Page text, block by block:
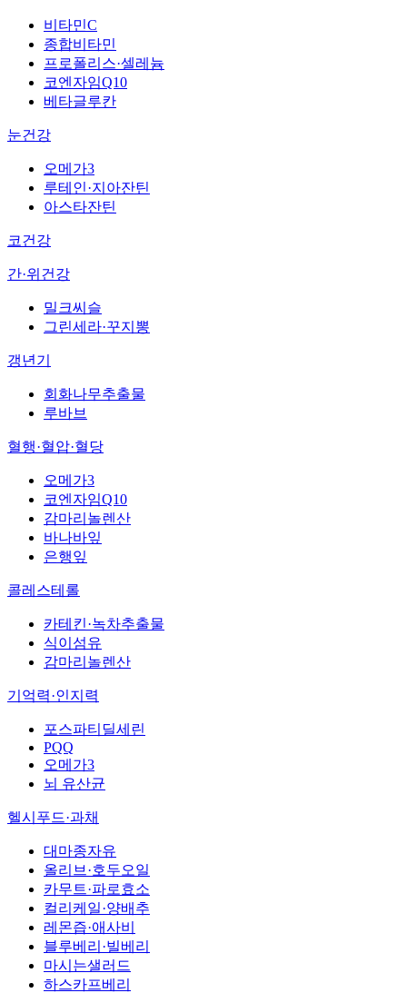
비타민C
종합비타민
프로폴리스·셀레늄
코엔자임Q10
베타글루칸
눈건강
오메가3
루테인·지아잔틴
아스타잔틴
코건강
간·위건강
밀크씨슬
그린세라·꾸지뽕
갱년기
회화나무추출물
루바브
혈행·혈압·혈당
오메가3
코엔자임Q10
감마리놀렌산
바나바잎
은행잎
콜레스테롤
카테킨·녹차추출물
식이섬유
감마리놀렌산
기억력·인지력
포스파티딜세린
PQQ
오메가3
뇌 유산균
헬시푸드·과채
대마종자유
올리브·호두오일
카무트·파로효소
컬리케일·양배추
레몬즙·애사비
블루베리·빌베리
마시는샐러드
하스카프베리